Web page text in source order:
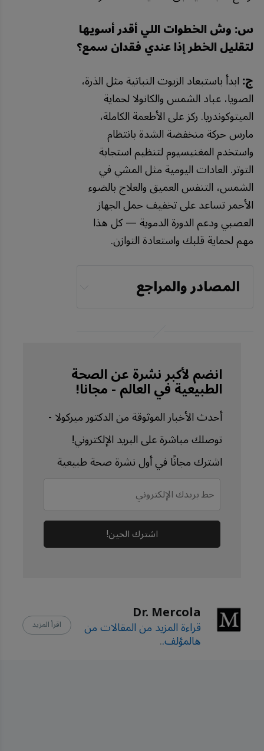
س: وش الخطوات اللي أقدر أسويها
لتقليل الخطر إذا عندي فقدان سمع؟
ج:ابدأ باستبعاد الزيوت النباتية مثل الذرة،
الصويا، عباد الشمس والكانولا لحماية
الميتوكوندريا. ركز على الأطعمة الكاملة،
مارس حركة منخفضة الشدة بانتظام
واستخدم المغنيسيوم لتنظيم استجابة
التوتر. العادات اليومية مثل المشي في
الشمس، التنفس العميق والعلاج بالضوء
الأحمر تساعد على تخفيف حمل الجهاز
العصبي ودعم الدورة الدموية — كل هذا
مهم لحماية قلبك واستعادة التوازن.
المصادر والمراجع
Parkinsonism &
Related Disorders
February 2025, Volume
131, 107219
The Lancet
Commissions, August
10, 2024, Volume 404,
Issue 10452, P572-628
انضم لأكبر نشرة عن الصحة
الطبيعية في العالم - مجانا!
أحدث الأخبار الموثوقة من الدكتور ميركولا -
توصلك مباشرة على البريد الإلكتروني!
اشترك مجانًا في أول نشرة صحة طبيعية
اشترك الحين!
Dr. Mercola
قراءة المزيد من المقالات من
هالمؤلف..
اقرأ المزيد